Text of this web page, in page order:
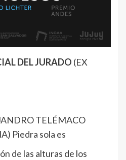
DEL JURADO (EX
TELÉMACO
Piedra sola es
de las alturas de los